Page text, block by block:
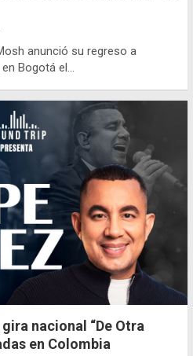
anunció su regreso a
Bogotá el…
nacional “De Otra
en Colombia